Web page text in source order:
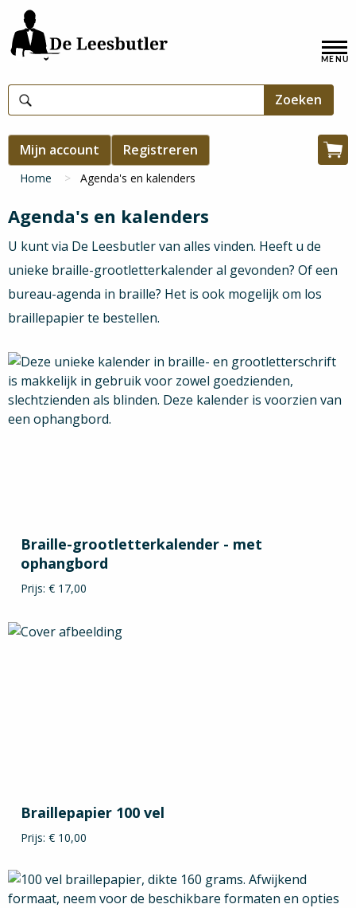
Overslaan
en
naar
inhoud
gaan
Hoofdnavigatie
Gebruikersmenu
Mijn account Registreren
Kruimelpad
Home Agenda's en kalenders
Agenda's en kalenders
U kunt via De Leesbutler van alles vinden. Heeft u de
unieke braille-grootletterkalender al gevonden? Of een
bureau-agenda in braille? Het is ook mogelijk om los
braillepapier te bestellen.
Braille-grootletterkalender - met
ophangbord
Prijs: € 17,00
Braillepapier 100 vel
Prijs: € 10,00